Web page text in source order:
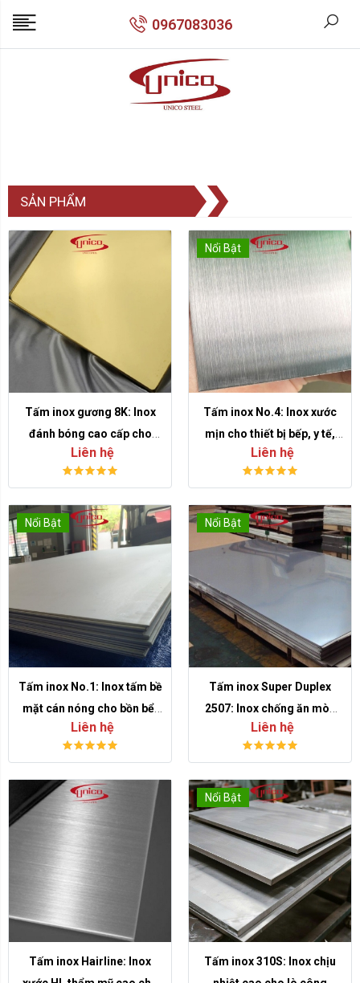
0967083036
SẢN PHẨM
Tấm inox gương 8K: Inox
đánh bóng cao cấp cho
showroom, thang máy và
nội thất
Liên hệ
Nổi Bật
Tấm inox No.4: Inox xước
mịn cho thiết bị bếp, y tế,
thực phẩm và nội thất
Liên hệ
Nổi Bật
Tấm inox No.1: Inox tấm bề
mặt cán nóng cho bồn bể,
kết cấu và gia công công
nghiệp
Liên hệ
Nổi Bật
Tấm inox Super Duplex
2507: Inox chống ăn mòn
cao cho offshore, dầu khí
và hàng hải
Liên hệ
Tấm inox Hairline: Inox
Nổi Bật
Tấm inox 310S: Inox chịu